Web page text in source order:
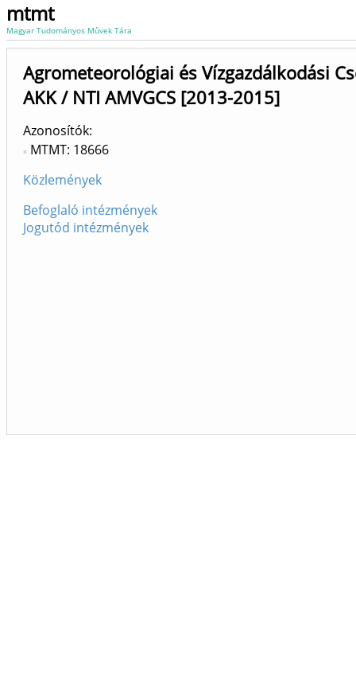
mtmt
Magyar Tudományos Művek Tára
Agrometeorológiai és Vízgazdálkodási
AKK / NTI AMVGCS [2013-2015]
Azonosítók
MTMT: 18666
Közlemények
Befoglaló intézmények
Jogutód intézmények